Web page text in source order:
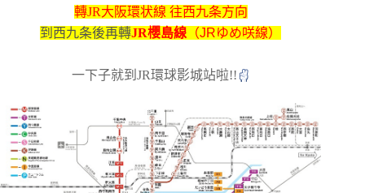
轉JR大阪環状線 往西九条方向
到西九条後再轉JR櫻島線 （JRゆめ咲線）
一下子就到JR環球影城站啦!! ✌